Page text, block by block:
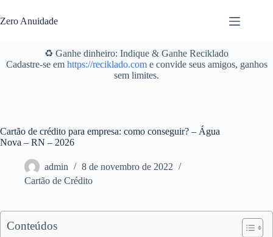
para
o
Zero Anuidade
♻️ Ganhe dinheiro: Indique & Ganhe Reciklado
Cadastre-se em https://reciklado.come convide seus amigos, ganhos
sem limites.
Cartão de crédito para empresa: como conseguir? – Água
Nova – RN – 2026
admin
8 de novembro de 2022
Cartão de Crédito
Conteúdos